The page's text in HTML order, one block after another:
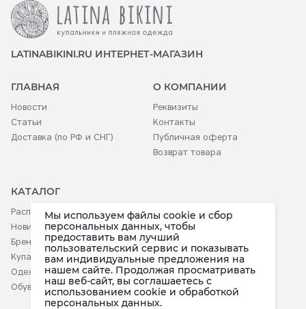
LATINABIKINI.RU ИНТЕРНЕТ-МАГАЗИН
ГЛАВНАЯ
Новости
Статьи
Доставка (по РФ и СНГ)
О КОМПАНИИ
Реквизиты
Контакты
Публичная оферта
Возврат товара
КАТАЛОГ
Распродажа
Новинки
Бренды
Купальники
Одежда
Обувь
Аксессуары
Белье
Детское
Мы используем файлы cookie и сбор
персональных данных, чтобы
предоставить вам лучший
пользовательский сервис и показывать
вам индивидуальные предложения на
нашем сайте. Продолжая просматривать
наш веб-сайт, вы соглашаетесь c
использованием cookie и обработкой
персональных данных.